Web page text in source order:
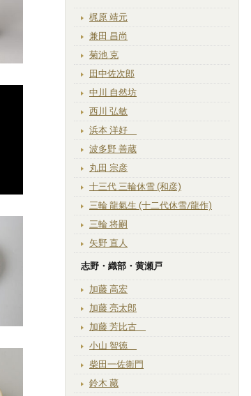
梶原 靖元
兼田 昌尚
菊池 克
田中佐次郎
中川 自然坊
西川 弘敏
浜本 洋好
波多野 善蔵
丸田 宗彦
十三代 三輪休雪 (和彦)
三輪 龍氣生 (十二代休雪/龍作)
三輪 将嗣
矢野 直人
志野・織部・黄瀬戸
加藤 高宏
加藤 亮太郎
加藤 芳比古
小山 智徳
柴田一佐衛門
鈴木 藏